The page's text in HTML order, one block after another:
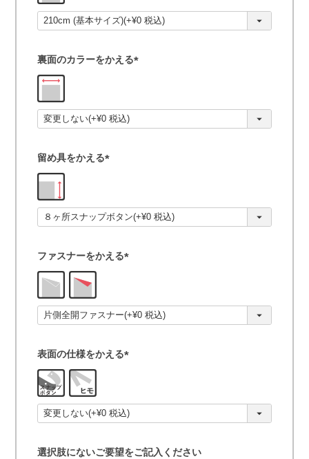
須
)
裏面のカラーをかえる
須
)
留め具をかえる
須
)
ファスナーをかえる
須
)
表面の仕様をかえる
須
)
選択肢にないご要望をご記入ください